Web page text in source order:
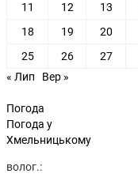
11
12 13
18
19 20
25
26 27
« Лип
Вер »
Погода
Погода у
Хмельницькому
волог.: